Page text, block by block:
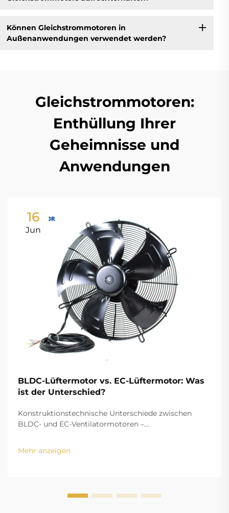
Können Gleichstrommotoren in
Außenanwendungen verwendet werden?
Gleichstrommotoren:
Enthüllung Ihrer
Geheimnisse und
Anwendungen
16
Jun
BLDC-Lüftermotor vs. EC-Lüftermotor: Was
ist der Unterschied?
Konstruktionstechnische Unterschiede zwischen
BLDC- und EC-Ventilatormotoren –
Ständerwicklungskonfigurationen Bei den
Kupferwicklungen ist das Strukturdesign von BLDC
Mehr anzeigen